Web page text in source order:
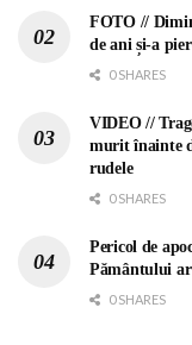
FOTO //
de ani și-a
0 SHARES
VIDEO //
murit înainte
rudele
0 SHARES
Pericol de
Pământului
0 SHARES